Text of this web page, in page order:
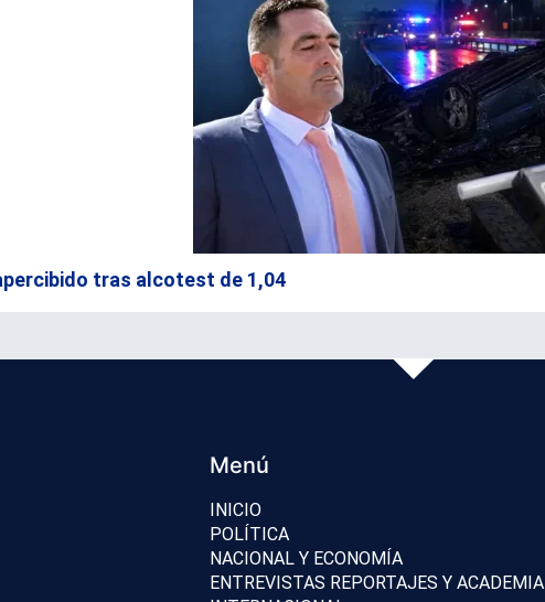
tras alcotest de 1,04
Menú
INICIO
POLÍTICA
NACIONAL Y ECONOMÍA
ENTREVISTAS REPORTAJES Y ACADEMIA